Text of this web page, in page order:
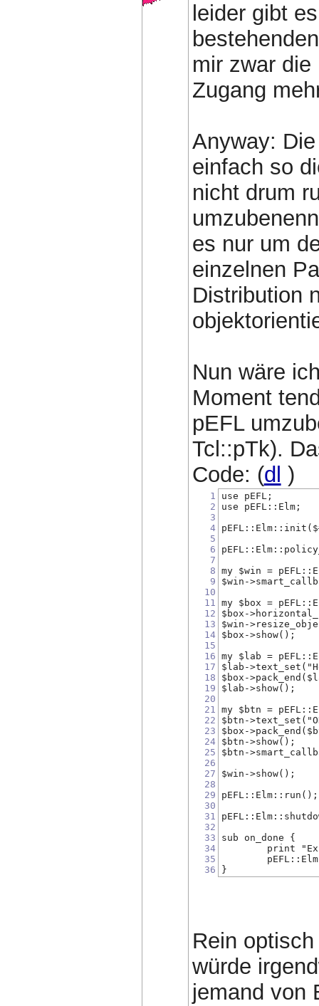
leider gibt
mir zwar
Zugang
Anyway:
einfach so
nicht drum
es nur um
einzelnen
Distribution
Nun wäre
Moment
pEFL
Tcl::pTk).
Code: (dl )
1
2
3
4
5
6
7
8
9
10
11
12
13
14
15
16
17
18
19
20
21
22
23
24
25
26
27
28
29
30
31
32
33
34
35
36
use pEFL;
use pEFL::Elm;
my $win =
$win-
my $box =
$box-
$win-
$box->show();
my $lab =
$lab-
$box-
$lab->show();
my $btn =
$btn-
$box-
$btn->show();
$btn-
$win->show();
pEFL::Elm::run();
sub on_done {
print
}
Rein
würde
jemand von